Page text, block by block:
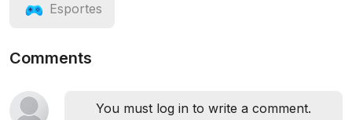
Esportes
Comments
You must log in to write a comment.